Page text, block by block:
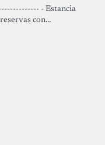
- Estancia
con...